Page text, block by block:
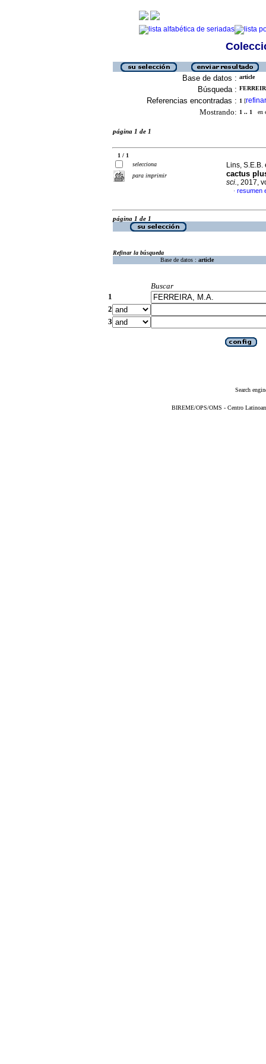
Base de datos : article
Búsqueda :
Referencias encontradas : 1 [refinar
Mostrando: 1 .. 1 en
página 1 de 1
1 / 1
selecciona
para imprimir
Lins,
cactus
sci., 2017,
· resumen
página 1 de 1
Refinar la búsqueda
Base de datos : article
Buscar
1
2
3
Search
BIREME/OPS/OMS - Centro